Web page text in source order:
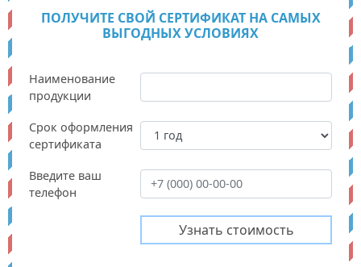
ПОЛУЧИТЕ СВОЙ СЕРТИФИКАТ НА САМЫХ
ВЫГОДНЫХ УСЛОВИЯХ
Наименование
продукции
Срок оформления
сертификата
Введите ваш
телефон